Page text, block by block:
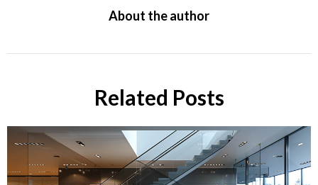
About the author
Related Posts